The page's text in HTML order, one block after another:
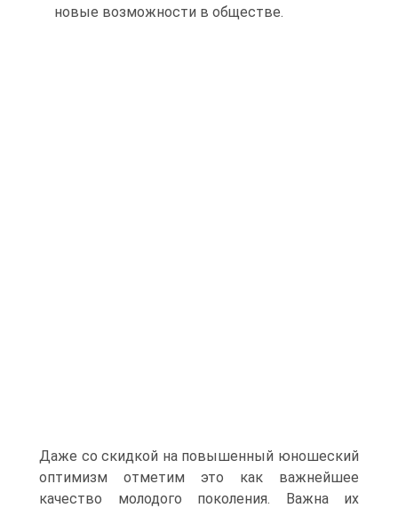
новые возможности в обществе.
Даже со скидкой на повышенный юношеский
оптимизм отметим это как важнейшее
качество молодого поколения. Важна их